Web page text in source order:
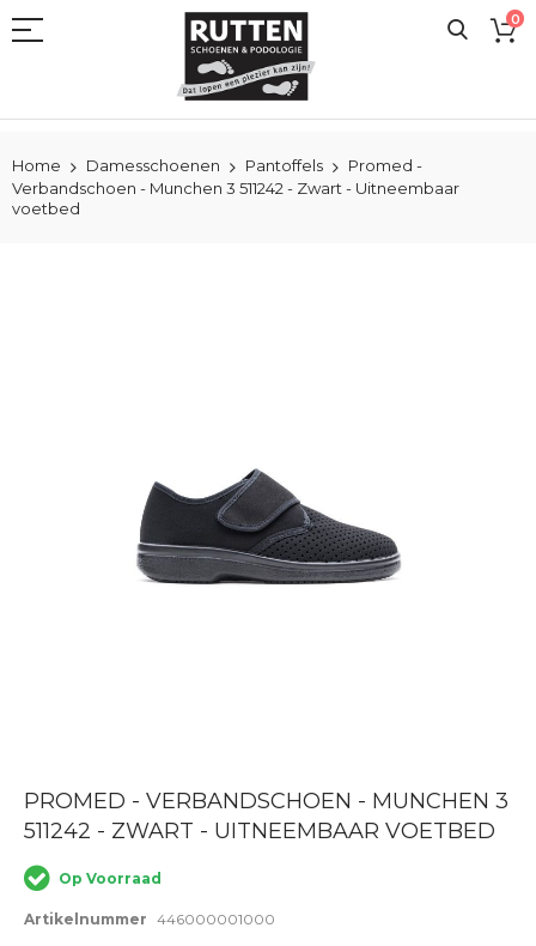
naar
0
Home Damesschoenen Pantoffels
Promed -
Verbandschoen - Munchen 3 511242 - Zwart - Uitneembaar
voetbed
Ga
het
van
de
afbeeldingen-
PROMED - VERBANDSCHOEN - MUNCHEN 3
511242 - ZWART - UITNEEMBAAR VOETBED
Op Voorraad
Artikelnummer 446000001000